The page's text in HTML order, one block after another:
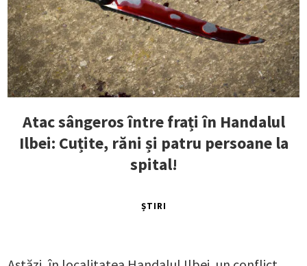
Atac sângeros între frați în Handalul
Ilbei: Cuțite, răni și patru persoane la
spital!
ȘTIRI